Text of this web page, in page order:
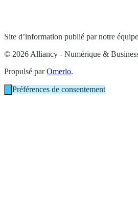
Site d’information publié par notre
© 2026 Alliancy - Numérique &
Propulsé parOmerlo.
Préférences de consentement